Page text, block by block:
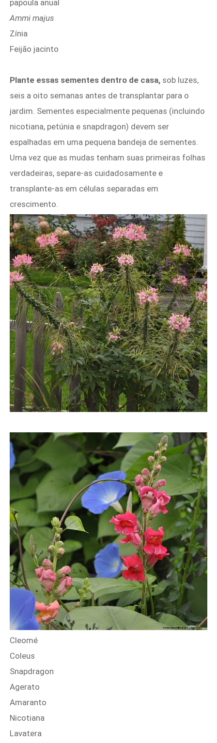
papoula anual
Ammi majus
Zínia
Feijão jacinto
Plante essas sementes dentro de casa, sob luzes,
seis a oito semanas antes de transplantar para o
jardim. Sementes especialmente pequenas (incluindo
nicotiana, petúnia e snapdragon) devem ser
espalhadas em uma pequena bandeja de sementes.
Uma vez que as mudas tenham suas primeiras folhas
verdadeiras, separe-as cuidadosamente e
transplante-as em células separadas em
crescimento.
Cleomé
Coleus
Snapdragon
Agerato
Amaranto
Nicotiana
Lavatera